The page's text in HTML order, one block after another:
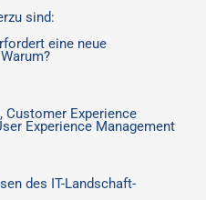
sind:
eine neue
Customer Experience
Experience Management
des IT-Landschaft-